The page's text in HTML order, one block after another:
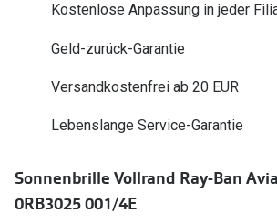
Brillenglas Typen
Transitions Gläser
Blaulichtfilter
Stellest®-Brillengläser
Zubehör
Kostenlose Anpassung in jeder
Geld-zurück-Garantie
Versandkostenfrei ab 20 EUR
Lebenslange Service-Garantie
Sonnenbrille Vollrand Ray-Ban
0RB3025 001/4E